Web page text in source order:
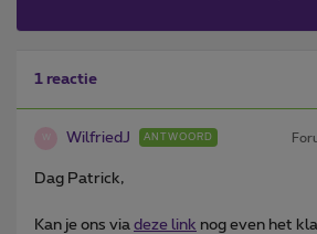
1 reactie
WilfriedJ ANTWOORD
Dag Patrick,
Kan je ons via deze link nog even het